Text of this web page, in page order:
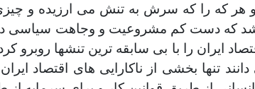
و هر که را که سرش به تنش می ارزيده و
که دست کم مشروعيت و وجاهت سياسی
ايران را با بی سابقه ترين تنشها روبرو
تنها بخشی از ناکارايی های اقتصاد